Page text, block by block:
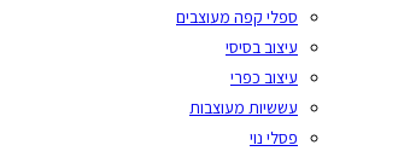
ספלי קפה מעוצבים
עיצוב בסיסי
עיצוב כפרי
עששיות מעוצבות
פסלי נוי